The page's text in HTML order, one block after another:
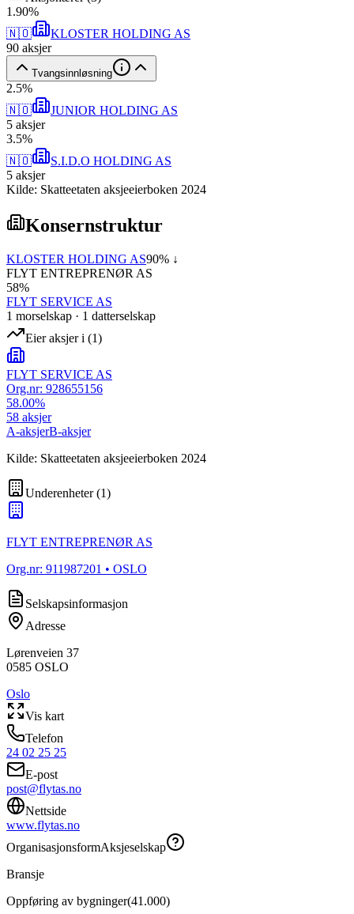
1 .90%
🇳🇴
KLOSTER HOLDING AS
90 aksjer
Tvangsinnløsning
2.5%
🇳🇴
JUNIOR HOLDING AS
5 aksjer
3.5%
🇳🇴
S.I.D.O HOLDING AS
5 aksjer
Kilde: Skatteetaten aksjeeierboken 2024
Konsernstruktur
KLOSTER HOLDING AS90% ↓
FLYT ENTREPRENØR AS
58%
FLYT SERVICE AS
1 morselskap · 1 datterselskap
Eier aksjer i (1)
FLYT SERVICE AS
Org.nr: 928655156
58.00%
58 aksjer
A-aksjerB-aksjer
Kilde: Skatteetaten aksjeeierboken 2024
Underenheter(1)
FLYT ENTREPRENØR AS
Org.nr: 911987201 • OSLO
Selskapsinformasjon
Adresse
Lørenveien 37
0585 OSLO
Oslo
Vis kart
Telefon
24 02 25 25
E-post
post@flytas.no
Nettside
www.flytas.no
OrganisasjonsformAksjeselskap
Bransje
Oppføring av bygninger(41.000)